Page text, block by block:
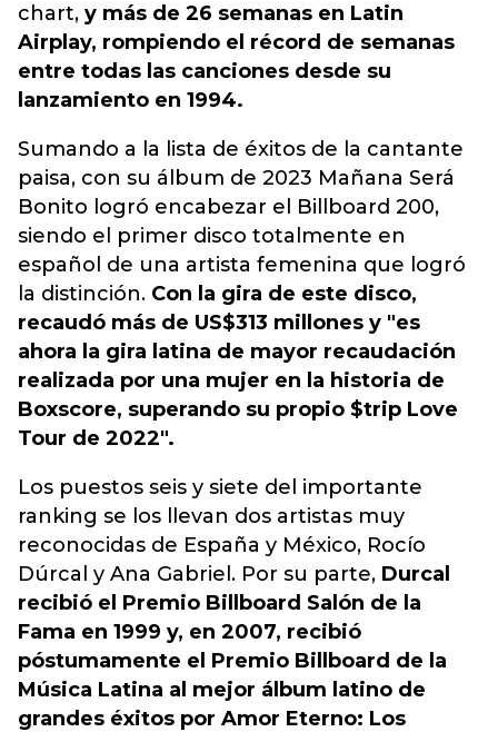
chart, y más de 26 semanas en Latin
Airplay, rompiendo el récord de semanas
entre todas las canciones desde su
lanzamiento en 1994.
Sumando a la lista de éxitos de la cantante
paisa, con su álbum de 2023 Mañana Será
Bonito logró encabezar el Billboard 200,
siendo el primer disco totalmente en
español de una artista femenina que logró
la distinción. Con la gira de este disco,
recaudó más de US$313 millones y "es
ahora la gira latina de mayor recaudación
realizada por una mujer en la historia de
Boxscore, superando su propio $trip Love
Tour de 2022".
Los puestos seis y siete del importante
ranking se los llevan dos artistas muy
reconocidas de España y México, Rocío
Dúrcal y Ana Gabriel. Por su parte, Durcal
recibió el Premio Billboard Salón de la
Fama en 1999 y, en 2007, recibió
póstumamente el Premio Billboard de la
Música Latina al mejor álbum latino de
grandes éxitos por Amor Eterno: Los